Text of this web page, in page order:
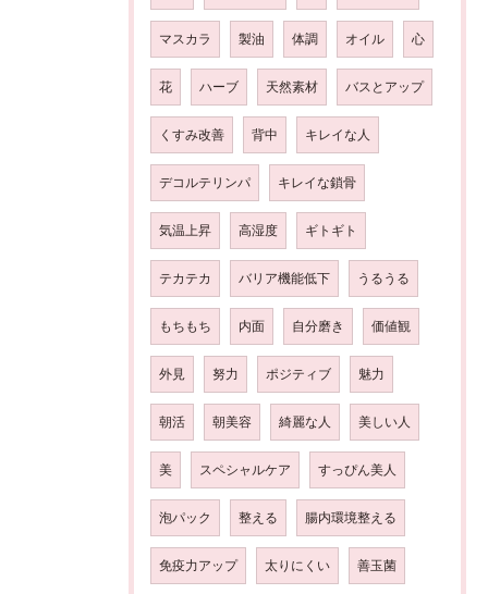
マスカラ 製油 体調 オイル 心
花 ハーブ 天然素材 バスとアップ
くすみ改善 背中 キレイな人
デコルテリンパ キレイな鎖骨
気温上昇 高湿度 ギトギト
テカテカ バリア機能低下 うるうる
もちもち 内面 自分磨き 価値観
外見 努力 ポジティブ 魅力
朝活 朝美容 綺麗な人 美しい人
美 スペシャルケア すっぴん美人
泡パック 整える 腸内環境整える
免疫力アップ 太りにくい 善玉菌